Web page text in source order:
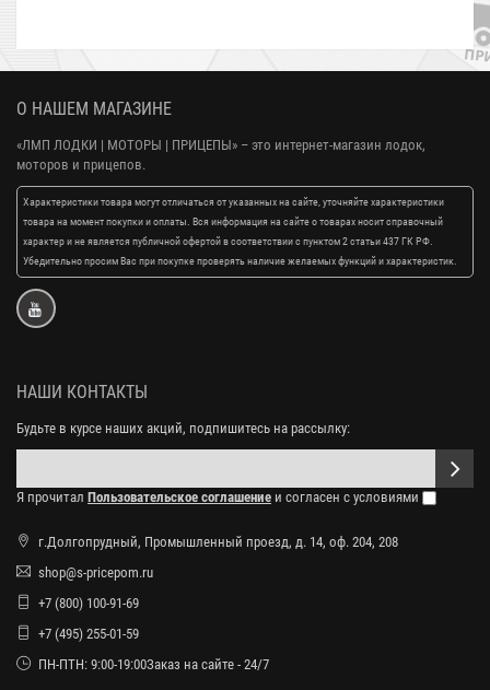
О НАШЕМ МАГАЗИНЕ
«ЛМП ЛОДКИ | МОТОРЫ | ПРИЦЕПЫ» – это интернет-магазин лодок,
моторов и прицепов.
Характеристики товара могут отличаться от указанных на сайте, уточняйте характеристики
товара на момент покупки и оплаты. Вся информация на сайте о товарах носит справочный
характер и не является публичной офертой в соответствии с пунктом 2 статьи 437 ГК РФ.
Убедительно просим Вас при покупке проверять наличие желаемых функций и характеристик.
НАШИ КОНТАКТЫ
Будьте в курсе наших акций, подпишитесь на рассылку:
Я прочитал Пользовательское соглашение и согласен с условиями
г.Долгопрудный, Промышленный проезд, д. 14, оф. 204, 208
shop@s-pricepom.ru
+7 (800) 100-91-69
+7 (495) 255-01-59
ПН-ПТН: 9:00-19:00Заказ на сайте - 24/7